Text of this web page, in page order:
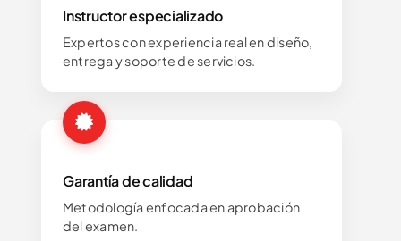
Instructor especializado
Expertos con experiencia real en diseño,
entrega y soporte de servicios.
Garantía de calidad
Metodología enfocada en aprobación
del examen.